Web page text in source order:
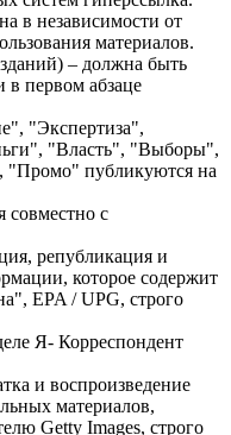
в независимости от
материалов.
– должна быть
в первом абзаце
"Экспертиза",
"Власть", "Выборы",
"Промо" публикуются на
совместно с
републикация и
которое содержит
EPA / UPG, строго
Я- Корреспондент
и воспроизведение
материалов,
Getty Images, строго